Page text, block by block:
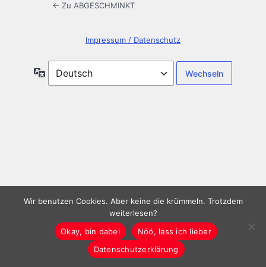
← Zu ABGESCHMINKT
Impressum / Datenschutz
Sprache
Wir benutzen Cookies. Aber keine die krümmeln. Trotzdem
weiterlesen?
Okay, bin dabei
Nöö, lass ich lieber
Datenschutzerklärung